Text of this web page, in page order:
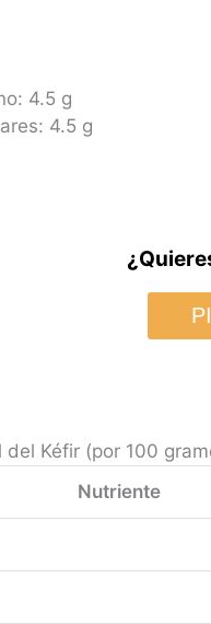
4.5 g
4.5 g
Kéfir (por 100
Nutriente